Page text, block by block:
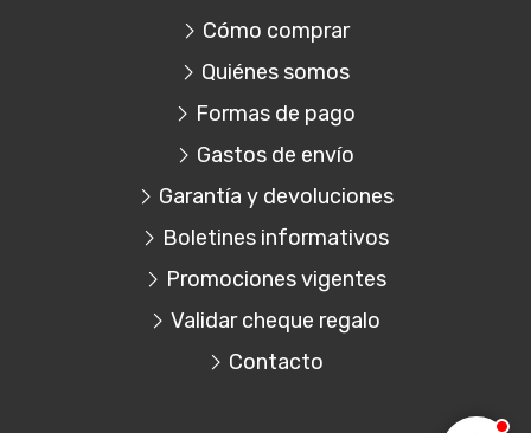
Cómo comprar
Quiénes somos
Formas de pago
Gastos de envío
Garantía y devoluciones
Boletines informativos
Promociones vigentes
Validar cheque regalo
Contacto